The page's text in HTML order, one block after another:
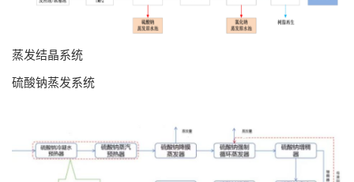
蒸发结晶系统
硫酸钠蒸发系统